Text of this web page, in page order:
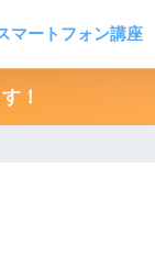
マートフォン講座
！